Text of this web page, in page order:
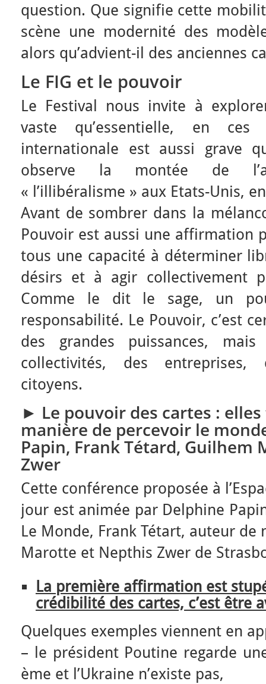
question. Que signifie cette
scène une modernité des
alors qu’advient-il des anciennes
Le FIG et le pouvoir
Le Festival nous invite à
vaste qu’essentielle, en ces
internationale est aussi grave
observe la montée de
« l’illibéralisme » aux Etats-Unis,
Avant de sombrer dans la
Pouvoir est aussi une affirmation
tous une capacité à déterminer
désirs et à agir collectivement
Comme le dit le sage, un
responsabilité. Le Pouvoir, c’est
des grandes puissances,
collectivités, des entreprises,
citoyens.
► Le pouvoir des cartes :
manière de percevoir le
Papin, Frank Tétard, Guilhem
Zwer
Cette conférence proposée à
jour est animée par Delphine
Le Monde, Frank Tétart, auteur
Marotte et Nepthis Zwer de
La première affirmation est
crédibilité des cartes, c’est être
Quelques exemples viennent en
– le président Poutine regarde
ème et l’Ukraine n’existe pas,